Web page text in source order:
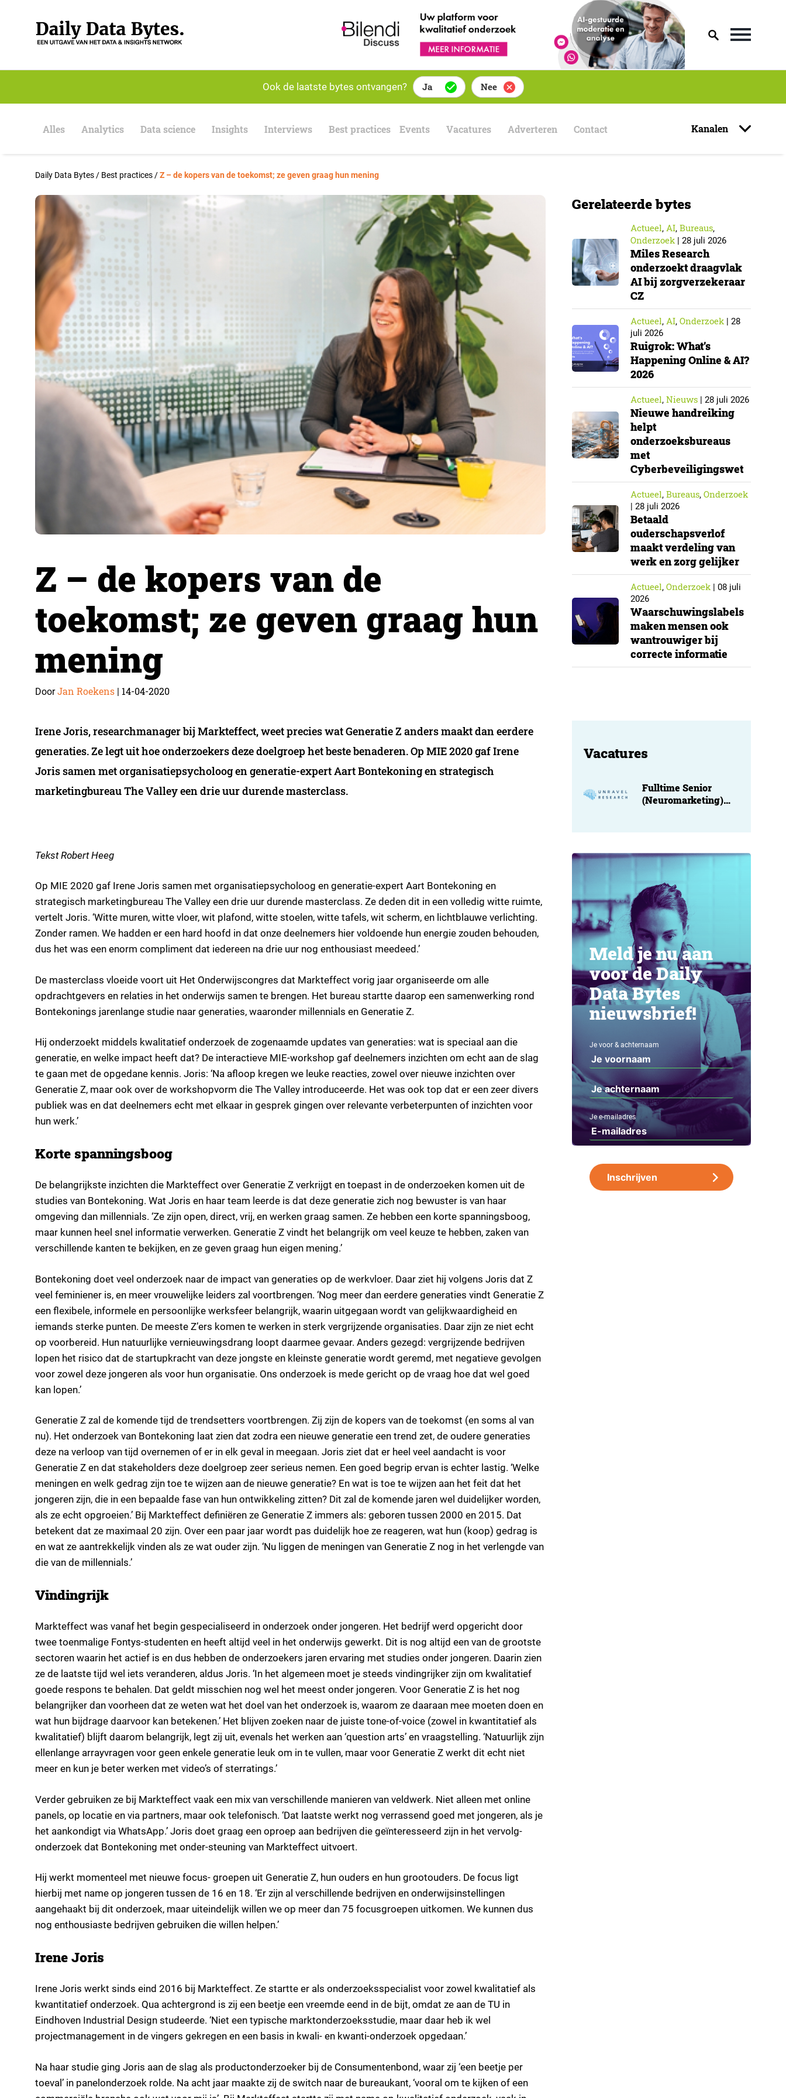
o
n
Ook de laatste bytes ontvangen? Ja Nee
Alles Analytics Data science Insights Interviews Best practices Events Vacatures Adverteren Contact Kanalen
Daily Data Bytes / Best practices /Z – de kopers van de toekomst; ze geven graag hun mening
Z – de kopers van de
toekomst; ze geven graag hun
mening
DoorJan Roekens | 14-04-2020
Irene Joris, researchmanager bij Markteffect, weet precies wat Generatie Z anders maakt dan eerdere
generaties. Ze legt uit hoe onderzoekers deze doelgroep het beste benaderen. Op MIE 2020 gaf Irene
Joris samen met organisatiepsycholoog en generatie-expert Aart Bontekoning en strategisch
marketingbureau The Valley een drie uur durende masterclass.
Tekst Robert Heeg
Op MIE 2020 gaf Irene Joris samen met organisatiepsycholoog en generatie-expert Aart Bontekoning en
strategisch marketingbureau The Valley een drie uur durende masterclass. Ze deden dit in een volledig witte ruimte,
vertelt Joris. ‘Witte muren, witte vloer, wit plafond, witte stoelen, witte tafels, wit scherm, en lichtblauwe verlichting.
Zonder ramen. We hadden er een hard hoofd in dat onze deelnemers hier voldoende hun energie zouden behouden,
dus het was een enorm compliment dat iedereen na drie uur nog enthousiast meedeed.’
De masterclass vloeide voort uit Het Onderwijscongres dat Markteffect vorig jaar organiseerde om alle
opdrachtgevers en relaties in het onderwijs samen te brengen. Het bureau startte daarop een samenwerking rond
Bontekonings jarenlange studie naar generaties, waaronder millennials en Generatie Z.
Hij onderzoekt middels kwalitatief onderzoek de zogenaamde updates van generaties: wat is speciaal aan die
generatie, en welke impact heeft dat? De interactieve MIE-workshop gaf deelnemers inzichten om echt aan de slag
te gaan met de opgedane kennis. Joris: ‘Na afloop kregen we leuke reacties, zowel over nieuwe inzichten over
Generatie Z, maar ook over de workshopvorm die The Valley introduceerde. Het was ook top dat er een zeer divers
publiek was en dat deelnemers echt met elkaar in gesprek gingen over relevante verbeterpunten of inzichten voor
hun werk.’
Korte spanningsboog
De belangrijkste inzichten die Markteffect over Generatie Z verkrijgt en toepast in de onderzoeken komen uit de
studies van Bontekoning. Wat Joris en haar team leerde is dat deze generatie zich nog bewuster is van haar
omgeving dan millennials. ‘Ze zijn open, direct, vrij, en werken graag samen. Ze hebben een korte spanningsboog,
maar kunnen heel snel informatie verwerken. Generatie Z vindt het belangrijk om veel keuze te hebben, zaken van
verschillende kanten te bekijken, en ze geven graag hun eigen mening.’
Bontekoning doet veel onderzoek naar de impact van generaties op de werkvloer. Daar ziet hij volgens Joris dat Z
veel feminiener is, en meer vrouwelijke leiders zal voortbrengen. ‘Nog meer dan eerdere generaties vindt Generatie Z
een flexibele, informele en persoonlijke werksfeer belangrijk, waarin uitgegaan wordt van gelijkwaardigheid en
iemands sterke punten. De meeste Z’ers komen te werken in sterk vergrijzende organisaties. Daar zijn ze niet echt
op voorbereid. Hun natuurlijke vernieuwingsdrang loopt daarmee gevaar. Anders gezegd: vergrijzende bedrijven
lopen het risico dat de startupkracht van deze jongste en kleinste generatie wordt geremd, met negatieve gevolgen
voor zowel deze jongeren als voor hun organisatie. Ons onderzoek is mede gericht op de vraag hoe dat wel goed
kan lopen.’
Generatie Z zal de komende tijd de trendsetters voortbrengen. Zij zijn de kopers van de toekomst (en soms al van
nu). Het onderzoek van Bontekoning laat zien dat zodra een nieuwe generatie een trend zet, de oudere generaties
deze na verloop van tijd overnemen of er in elk geval in meegaan. Joris ziet dat er heel veel aandacht is voor
Generatie Z en dat stakeholders deze doelgroep zeer serieus nemen. Een goed begrip ervan is echter lastig. ‘Welke
meningen en welk gedrag zijn toe te wijzen aan de nieuwe generatie? En wat is toe te wijzen aan het feit dat het
jongeren zijn, die in een bepaalde fase van hun ontwikkeling zitten? Dit zal de komende jaren wel duidelijker worden,
als ze echt opgroeien.’ Bij Markteffect definiëren ze Generatie Z immers als: geboren tussen 2000 en 2015. Dat
betekent dat ze maximaal 20 zijn. Over een paar jaar wordt pas duidelijk hoe ze reageren, wat hun (koop) gedrag is
en wat ze aantrekkelijk vinden als ze wat ouder zijn. ‘Nu liggen de meningen van Generatie Z nog in het verlengde van
die van de millennials.’
Vindingrijk
Markteffect was vanaf het begin gespecialiseerd in onderzoek onder jongeren. Het bedrijf werd opgericht door
twee toenmalige Fontys-studenten en heeft altijd veel in het onderwijs gewerkt. Dit is nog altijd een van de grootste
sectoren waarin het actief is en dus hebben de onderzoekers jaren ervaring met studies onder jongeren. Daarin zien
ze de laatste tijd wel iets veranderen, aldus Joris. ‘In het algemeen moet je steeds vindingrijker zijn om kwalitatief
goede respons te behalen. Dat geldt misschien nog wel het meest onder jongeren. Voor Generatie Z is het nog
belangrijker dan voorheen dat ze weten wat het doel van het onderzoek is, waarom ze daaraan mee moeten doen en
wat hun bijdrage daarvoor kan betekenen.’ Het blijven zoeken naar de juiste tone-of-voice (zowel in kwantitatief als
kwalitatief) blijft daarom belangrijk, legt zij uit, evenals het werken aan ‘question arts’ en vraagstelling. ‘Natuurlijk zijn
ellenlange arrayvragen voor geen enkele generatie leuk om in te vullen, maar voor Generatie Z werkt dit echt niet
meer en kun je beter werken met video’s of sterratings.’
Verder gebruiken ze bij Markteffect vaak een mix van verschillende manieren van veldwerk. Niet alleen met online
panels, op locatie en via partners, maar ook telefonisch. ‘Dat laatste werkt nog verrassend goed met jongeren, als je
het aankondigt via WhatsApp.’ Joris doet graag een oproep aan bedrijven die geïnteresseerd zijn in het vervolg-
onderzoek dat Bontekoning met onder-steuning van Markteffect uitvoert.
Hij werkt momenteel met nieuwe focus- groepen uit Generatie Z, hun ouders en hun grootouders. De focus ligt
hierbij met name op jongeren tussen de 16 en 18. ‘Er zijn al verschillende bedrijven en onderwijsinstellingen
aangehaakt bij dit onderzoek, maar uiteindelijk willen we op meer dan 75 focusgroepen uitkomen. We kunnen dus
nog enthousiaste bedrijven gebruiken die willen helpen.’
Irene Joris
Irene Joris werkt sinds eind 2016 bij Markteffect. Ze startte er als onderzoeksspecialist voor zowel kwalitatief als
kwantitatief onderzoek. Qua achtergrond is zij een beetje een vreemde eend in de bijt, omdat ze aan de TU in
Eindhoven Industrial Design studeerde. ‘Niet een typische marktonderzoeksstudie, maar daar heb ik wel
projectmanagement in de vingers gekregen en een basis in kwali- en kwanti-onderzoek opgedaan.’
Na haar studie ging Joris aan de slag als productonderzoeker bij de Consumentenbond, waar zij ‘een beetje per
toeval’ in panelonderzoek rolde. Na acht jaar maakte zij de switch naar de bureaukant, ‘vooral om te kijken of een
Gerelateerde bytes
Actueel, AI, Bureaus,
Onderzoek| 28 juli 2026
Miles Research
onderzoekt draagvlak
AI bij zorgverzekeraar
CZ
Actueel, AI, Onderzoek| 28
juli 2026
Ruigrok: What’s
Happening Online & AI?
2026
Actueel, Nieuws | 28 juli 2026
Nieuwe handreiking
helpt
onderzoeksbureaus
met
Cyberbeveiligingswet
Actueel, Bureaus, Onderzoek
| 28 juli 2026
Betaald
ouderschapsverlof
maakt verdeling van
werk en zorg gelijker
Actueel, Onderzoek| 08 juli
2026
Waarschuwingslabels
maken mensen ook
wantrouwiger bij
correcte informatie
Vacatures
Fulltime Senior
(Neuromarketing)
Meld je nu aan
voor de Daily
Data Bytes
nieuwsbrief!
Je voor & achternaam
Je e-mailadres